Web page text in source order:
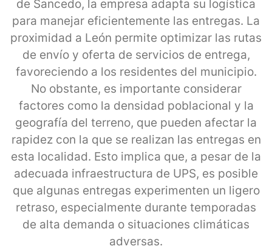
de Sancedo, la empresa adapta su logística
para manejar eficientemente las entregas. La
proximidad a León permite optimizar las rutas
de envío y oferta de servicios de entrega,
favoreciendo a los residentes del municipio.
No obstante, es importante considerar
factores como la densidad poblacional y la
geografía del terreno, que pueden afectar la
rapidez con la que se realizan las entregas en
esta localidad. Esto implica que, a pesar de la
adecuada infraestructura de UPS, es posible
que algunas entregas experimenten un ligero
retraso, especialmente durante temporadas
de alta demanda o situaciones climáticas
adversas.